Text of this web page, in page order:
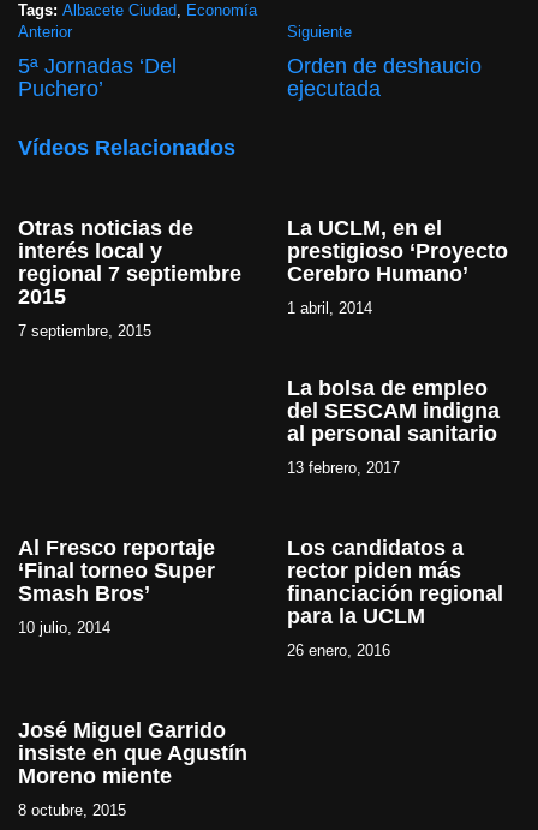
Tags: Albacete Ciudad, Economía
Anterior
5ª Jornadas ‘Del
Puchero’
Siguiente
Orden de deshaucio
ejecutada
Vídeos Relacionados
Otras noticias de
interés local y
regional 7 septiembre
2015
7 septiembre, 2015
La UCLM, en el
prestigioso ‘Proyecto
Cerebro Humano’
1 abril, 2014
La bolsa de empleo
del SESCAM indigna
al personal sanitario
13 febrero, 2017
Al Fresco reportaje
‘Final torneo Super
Smash Bros’
10 julio, 2014
Los candidatos a
rector piden más
financiación regional
para la UCLM
26 enero, 2016
José Miguel Garrido
insiste en que Agustín
Moreno miente
8 octubre, 2015